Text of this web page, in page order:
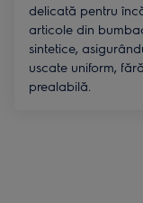
delicată pentru
articole din
sintetice,
uscate uniform,
prealabilă.